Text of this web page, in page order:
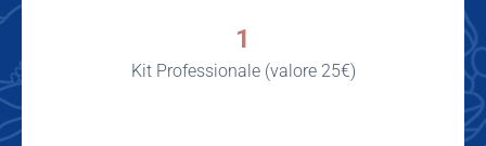
1
Kit Professionale (valore 25€)